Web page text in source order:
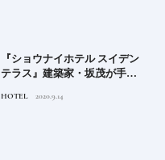
『ショウナイホテル スイデン
テラス』建築家・坂茂が手掛
シンボル
HOTEL 2020.9.14